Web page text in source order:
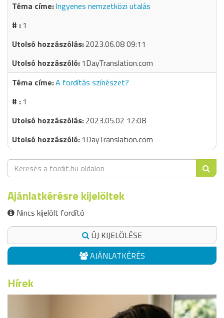
Ingyenes nemzetközi utalás
1
2023.06.08 09:11
1DayTranslation.com
A fordítás színészet?
1
2023.05.02 12:08
1DayTranslation.com
Ajánlatkérésre kijelöltek
Nincs kijelölt fordító
ÚJ KIJELÖLÉSE
AJÁNLATKÉRÉS
Hírek